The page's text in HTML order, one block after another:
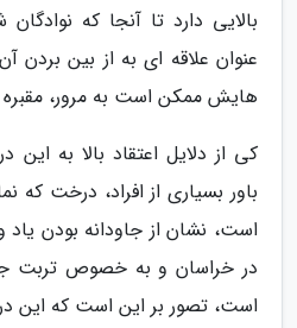
بالایی دارد تا آنجا که
عنوان علاقه ای به از بین بردن
هایش ممکن است به مرور، مقبره
کی از دلایل اعتقاد بالا به
باور بسیاری از افراد، درخت که
است، نشان از جاودانه بودن
در خراسان و به خصوص تربت
است، تصور بر این است که این